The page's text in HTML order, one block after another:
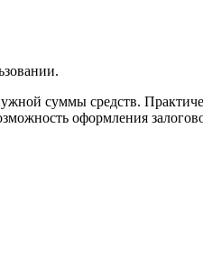
суммы средств.
оформления